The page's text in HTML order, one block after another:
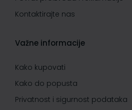
Kontaktirajte nas
Važne informacije
Kako kupovati
Kako do popusta
Privatnost i sigurnost podataka